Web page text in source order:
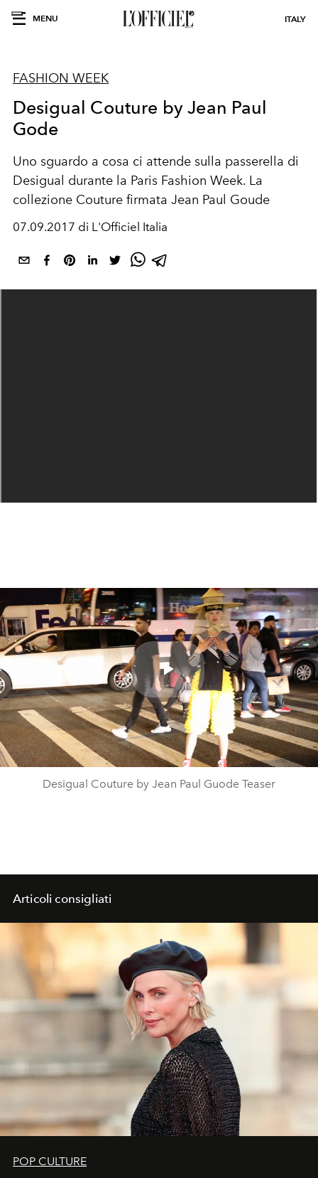
MENU ITALY
FASHION WEEK
Desigual Couture by Jean Paul
Gode
Uno sguardo a cosa ci attende sulla passerella di
Desigual durante la Paris Fashion Week. La
collezione Couture firmata Jean Paul Goude
07.09.2017 di L'Officiel Italia
Play
Video
Desigual Couture by Jean Paul Guode Teaser
Articoli consigliati
POP CULTURE